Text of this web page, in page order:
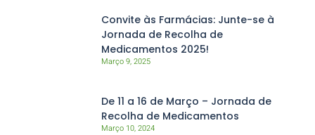
Convite às Farmácias: Junte-se à
Jornada de Recolha de
Medicamentos 2025!
Março 9, 2025
De 11 a 16 de Março – Jornada de
Recolha de Medicamentos
Março 10, 2024